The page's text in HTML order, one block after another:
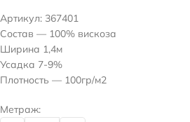
Артикул: 367401
Состав — 100% вискоза
Ширина 1,4м
Усадка 7-9%
Плотность — 100гр/м2
Метраж: